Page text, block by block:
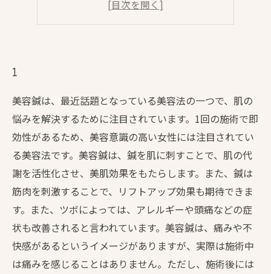
1
美容鍼は、最近話題となっている美容法の一つで、肌の
悩みを解決するために注目されています。1回の施術で即
効性があるため、美容意識の高い女性には注目されてい
る美容法です。美容鍼は、鍼を肌に刺すことで、肌の代
謝を活性化させ、美肌効果をもたらします。また、鍼は
筋肉を刺激することで、リフトアップ効果も期待できま
す。また、ツボによっては、アレルギーや頭痛などの症
状も改善されると言われています。美容鍼は、痛みや不
快感があるというイメージがありますが、実際は施術中
は痛みを感じることはありません。ただし、施術後には